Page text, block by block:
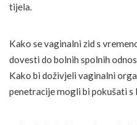
tijela.
Kako se vaginalni zid s
dovesti do bolnih spolnih
Kako bi doživjeli vaginalni
penetracije mogli bi pokušati s